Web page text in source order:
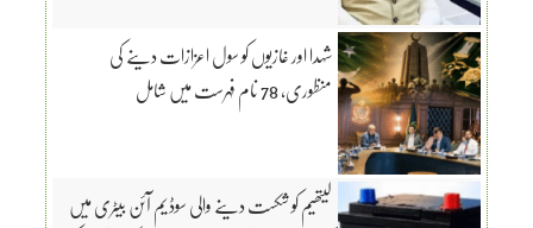
شہدا اور غازیوں کو سول اعزازات دینے کی
منظوری، 78 نام فہرست میں شامل
لیتھیم کو شکست دینے والی سوڈیم آئن بیٹری میں